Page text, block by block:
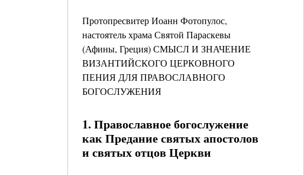
Протопресвитер Иоанн Фотопулос,
настоятель храма Святой Параскевы
(Афины, Греция) СМЫСЛ И ЗНАЧЕНИЕ
ВИЗАНТИЙСКОГО ЦЕРКОВНОГО
ПЕНИЯ ДЛЯ ПРАВОСЛАВНОГО
БОГОСЛУЖЕНИЯ
1. Православное богослужение
как Предание святых апостолов
и святых отцов Церкви